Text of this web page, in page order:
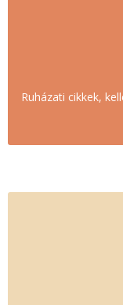
Ruházati cikkek,